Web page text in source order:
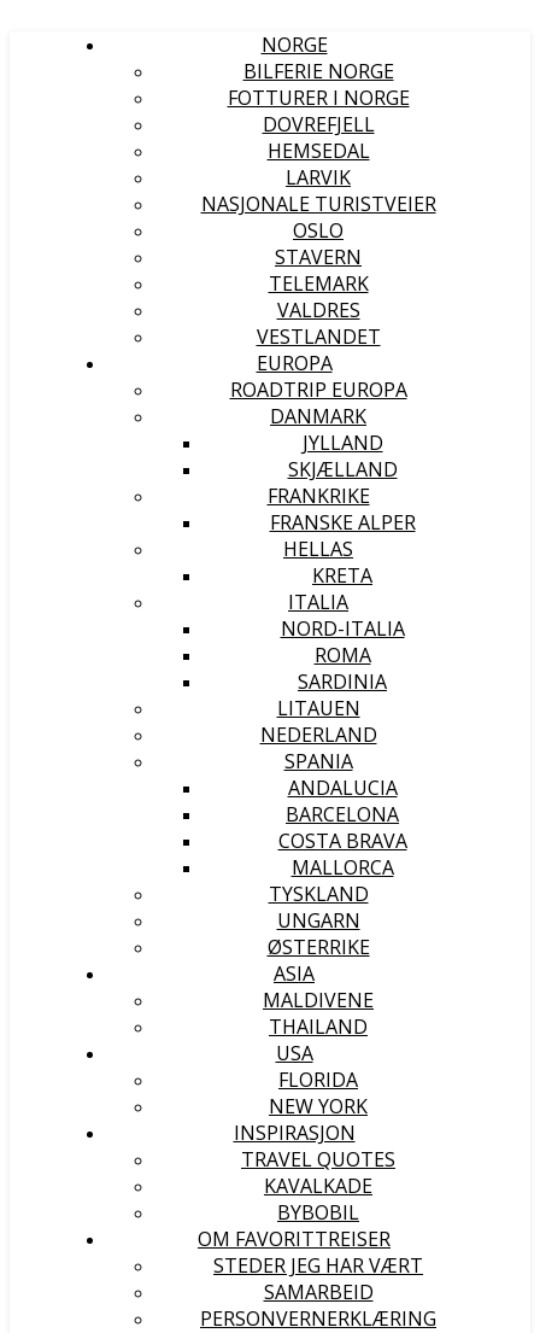
NORGE
BILFERIE NORGE
FOTTURER I NORGE
DOVREFJELL
HEMSEDAL
LARVIK
NASJONALE TURISTVEIER
OSLO
STAVERN
TELEMARK
VALDRES
VESTLANDET
EUROPA
ROADTRIP EUROPA
DANMARK
JYLLAND
SKJÆLLAND
FRANKRIKE
FRANSKE ALPER
HELLAS
KRETA
ITALIA
NORD-ITALIA
ROMA
SARDINIA
LITAUEN
NEDERLAND
SPANIA
ANDALUCIA
BARCELONA
COSTA BRAVA
MALLORCA
TYSKLAND
UNGARN
ØSTERRIKE
ASIA
MALDIVENE
THAILAND
USA
FLORIDA
NEW YORK
INSPIRASJON
TRAVEL QUOTES
KAVALKADE
BYBOBIL
OM FAVORITTREISER
STEDER JEG HAR VÆRT
SAMARBEID
PERSONVERNERKLÆRING